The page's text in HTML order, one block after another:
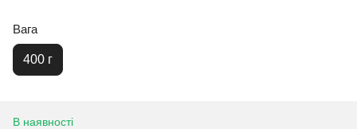
Вага
400 г
В наявності